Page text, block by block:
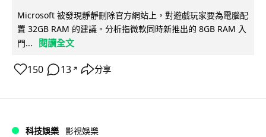
Microsoft 被發現靜靜刪除官方網站上，對遊戲玩家要為電腦配
置 32GB RAM 的建議。分析指微軟同時新推出的 8GB RAM 入
門...
閱讀全文
150 13 ↗ 分享
科技娛樂 影視娛樂